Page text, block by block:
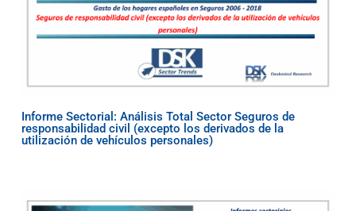
Informe Sectorial: Análisis Total Sector Seguros de
responsabilidad civil (excepto los derivados de la
utilización de vehículos personales)